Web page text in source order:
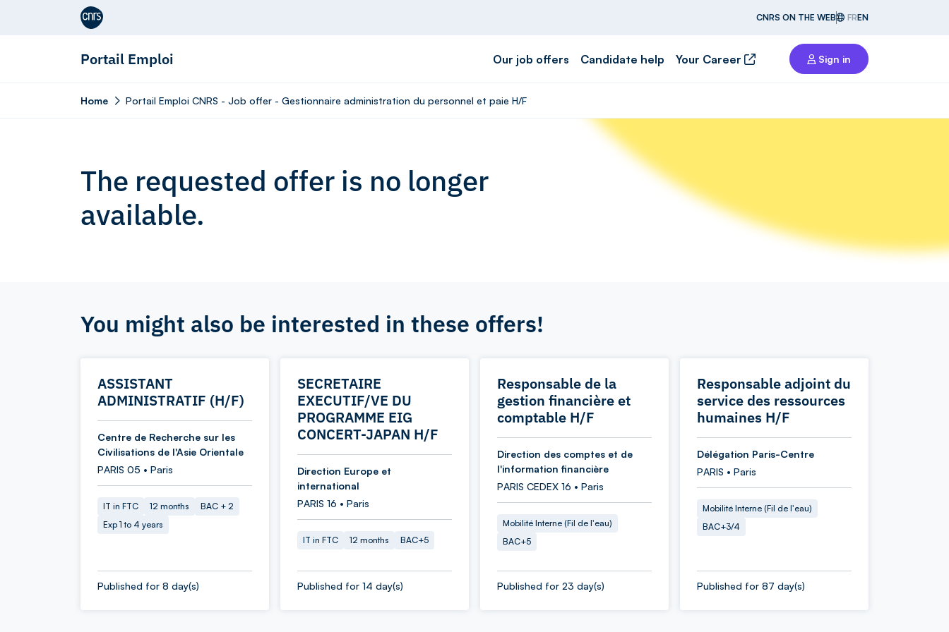
Aller au contenu
CNRS ON THE WEB FREN
Portail Emploi Our job offers Candidate help Your Career Sign in
Home Portail Emploi CNRS - Job offer - Gestionnaire administration du personnel et paie H/F
The requested offer is no longer
available.
You might also be interested in these offers!
ASSISTANT
ADMINISTRATIF (H/F)
Centre de Recherche sur les
Civilisations de l'Asie Orientale
PARIS 05 • Paris
IT in FTC 12 months
BAC + 2
Exp 1 to 4 years
Published for 8 day(s)
SECRETAIRE
EXECUTIF/VE DU
PROGRAMME EIG
CONCERT-JAPAN H/F
Direction Europe et
international
PARIS 16 • Paris
IT in FTC 12 months BAC+5
Published for 14 day(s)
Responsable de la
gestion financière et
comptable H/F
Direction des comptes et de
l'information financière
PARIS CEDEX 16 • Paris
Mobilité Interne (Fil de l'eau)
BAC+5
Published for 23 day(s)
Responsable adjoint du
service des ressources
humaines H/F
Délégation Paris-Centre
PARIS • Paris
Mobilité Interne (Fil de l'eau)
BAC+3/4
Published for 87 day(s)